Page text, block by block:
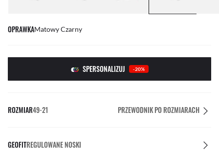
OPRAWKAMatowy Czarny
SPERSONALIZUJ -20%
ROZMIAR49-21 PRZEWODNIK PO ROZMIARACH
GEOFITREGULOWANE NOSKI